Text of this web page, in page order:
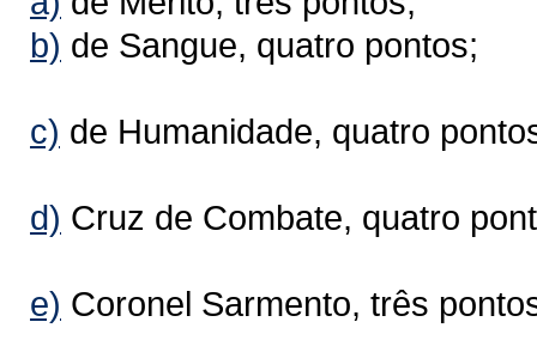
b) de Sangue, quatro pontos;
c) de Humanidade, quatro
d) Cruz de Combate, quatro
e) Coronel Sarmento, três